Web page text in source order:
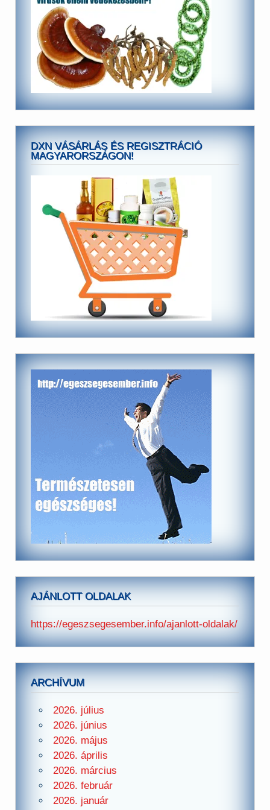
DXN VÁSÁRLÁS ÉS REGISZTRÁCIÓ
MAGYARORSZÁGON!
AJÁNLOTT OLDALAK
https://egeszsegesember.info/ajanlott-oldalak/
ARCHÍVUM
2026. július
2026. június
2026. május
2026. április
2026. március
2026. február
2026. január